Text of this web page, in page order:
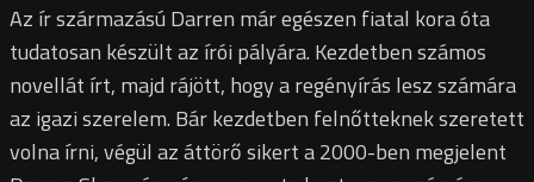
Az ír származású Darren már egészen fiatal kora óta
tudatosan készült az írói pályára. Kezdetben számos
novellát írt, majd rájött, hogy a regényírás lesz számára
az igazi szerelem. Bár kezdetben felnőtteknek szeretett
volna írni, végül az áttörő sikert a 2000-ben megjelent